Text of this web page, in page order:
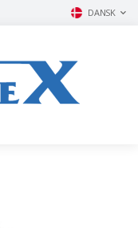
DANSK